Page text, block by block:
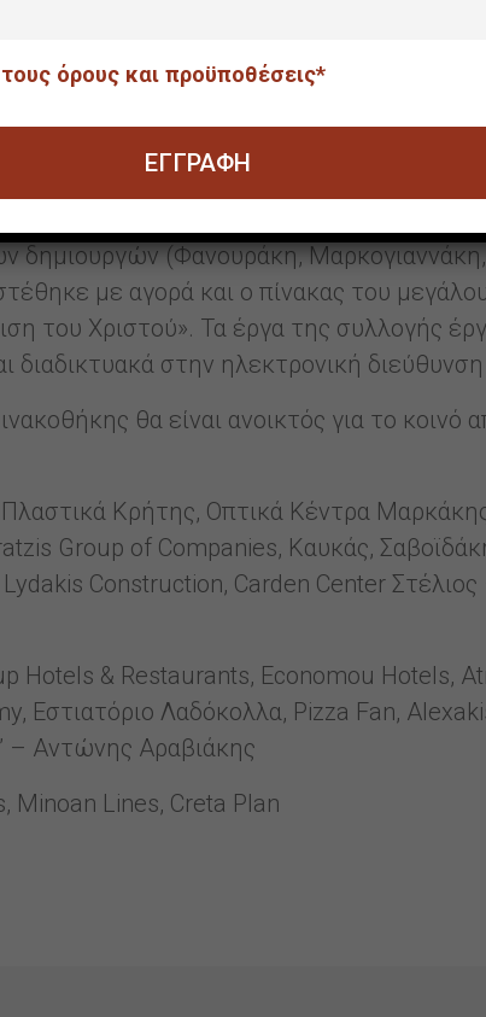
παρεμφερείς δραστηριότητες καθώς
του Δήμου Ηρακλείου.
έχει στην κατοχή της μια
εικαστικής δημιουργίας από τις αρχές
της. Ο αρχικός πυρήνας των
εμπλουτίστηκε με δωρεές διαφόρων
δημιουργών (Φανουράκη, Μαρκογιαννάκη,
με αγορά και ο πίνακας του
του Χριστού». Τα έργα της συλλογής
διαδικτυακά στην ηλεκτρονική διεύθυνση
θα είναι ανοικτός για το
Κρήτης, Οπτικά Κέντρα
Group of Companies, Καυκάς,
Construction, Carden Center Στέλιος
Hotels & Restaurants, Economou Hotels,
Εστιατόριο Λαδόκολλα, Pizza Fan,
– Αντώνης Αραβιάκης
Minoan Lines, Creta Plan
όρους και προϋποθέσεις*